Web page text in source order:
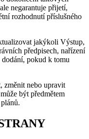
negarantuje přijetí,
rozhodnutí příslušného
jakýkoli Výstup,
předpisech, nařízení
pokud k tomu
změnit nebo upravit
být předmětem